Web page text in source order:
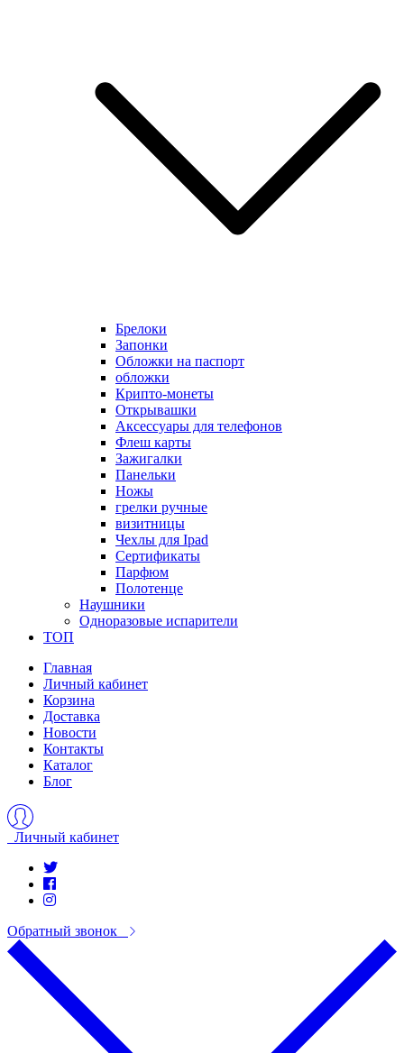
Брелоки
Запонки
Обложки на паспорт
обложки
Крипто-монеты
Открывашки
Аксессуары для телефонов
Флеш карты
Зажигалки
Панельки
Ножы
грелки ручные
визитницы
Чехлы для Ipad
Сертификаты
Парфюм
Полотенце
Наушники
Одноразовые испарители
ТОП
Главная
Личный кабинет
Корзина
Доставка
Новости
Контакты
Каталог
Блог
Личный кабинет
Обратный звонок